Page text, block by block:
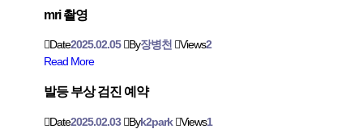
mri 촬영
Date2025.02.05 By장병천 Views2
Read More
발등 부상 검진 예약
Date2025.02.03 Byk2park Views1